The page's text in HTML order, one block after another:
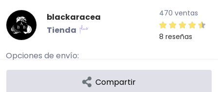
#blackclothes #blackoutfit #bazarcdmx
#ropadesegundamano #modasostenible
Compartir
blackaracea
Tienda
470 ventas
8 reseñas
Opciones de envío:
A DOMICILIO